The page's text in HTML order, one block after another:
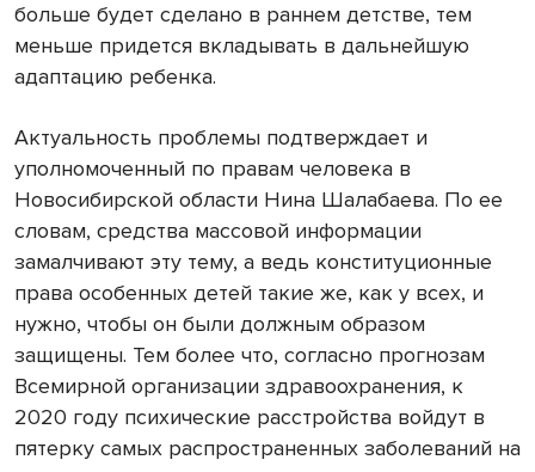
больше будет сделано в раннем детстве, тем
меньше придется вкладывать в дальнейшую
адаптацию ребенка.
Актуальность проблемы подтверждает и
уполномоченный по правам человека в
Новосибирской области Нина Шалабаева. По ее
словам, средства массовой информации
замалчивают эту тему, а ведь конституционные
права особенных детей такие же, как у всех, и
нужно, чтобы он были должным образом
защищены. Тем более что, согласно прогнозам
Всемирной организации здравоохранения, к
2020 году психические расстройства войдут в
пятерку самых распространенных заболеваний на